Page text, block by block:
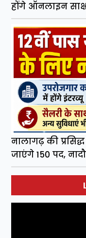
होंगे ऑनलाइन
नालागढ़ की
जाएंगे 150 पद,